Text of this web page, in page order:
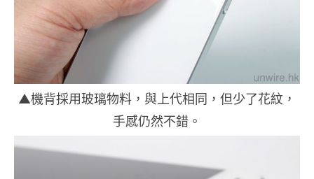
▲機背採用玻璃物料，與上代相同，但少了花紋，
手感仍然不錯。